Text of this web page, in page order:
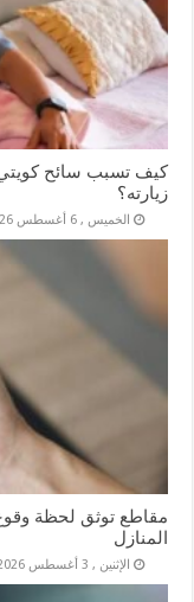
كيف تسبب سائح
زيارته؟
الخميس , 6 أغسطس 2026
مقاطع توثق لحظة
المنازل
الإثنين , 3 أغسطس 2026